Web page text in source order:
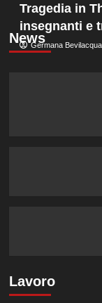
News
Tragedia in
insegnanti e
Germana Bevilacqua
Lavoro